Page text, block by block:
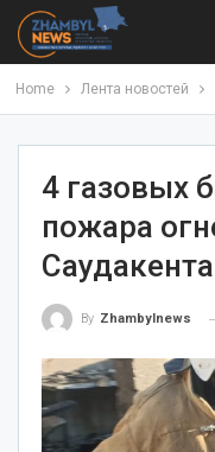
Home Лента новостей
4 газовых
пожара
Саудакента
By Zhambylnews